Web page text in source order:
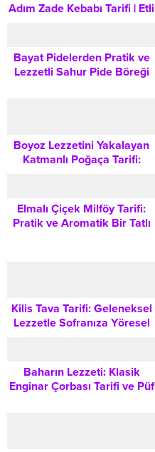
Adım Zade Kebabı Tarifi | Etli
Bayat Pidelerden Pratik ve
Lezzetli Sahur Pide Böreği
Boyoz Lezzetini Yakalayan
Katmanlı Poğaça Tarifi:
Elmalı Çiçek Milföy Tarifi:
Pratik ve Aromatik Bir Tatlı
Kilis Tava Tarifi: Geleneksel
Lezzetle Sofranıza Yöresel
Baharın Lezzeti: Klasik
Enginar Çorbası Tarifi ve Püf